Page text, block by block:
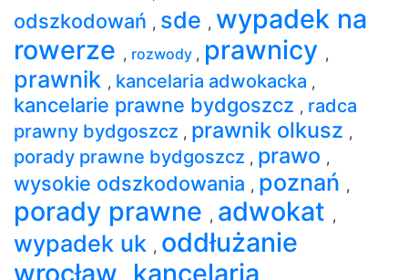
odszkodowań , sde , wypadek na
rowerze , rozwody , prawnicy ,
prawnik , kancelaria adwokacka ,
kancelarie prawne bydgoszcz , radca
prawny bydgoszcz , prawnik olkusz ,
porady prawne bydgoszcz , prawo ,
wysokie odszkodowania , poznań ,
porady prawne , adwokat ,
wypadek uk , oddłużanie
wrocław kancelaria